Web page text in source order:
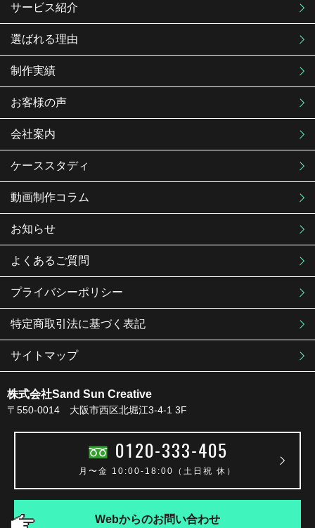
サービス紹介
選ばれる理由
制作実績
お客様の声
会社案内
ケーススタディ
動画制作コラム
お知らせ
よくあるご質問
プライバシーポリシー
特定商取引法に基づく表記
サイトマップ
株式会社Sand Sun Creative
〒550-0014 大阪市西区北堀江3-4-1 3F
0120-333-405
月〜金 10:00-18:00（土日祝 休）
Webからのお問い合わせ